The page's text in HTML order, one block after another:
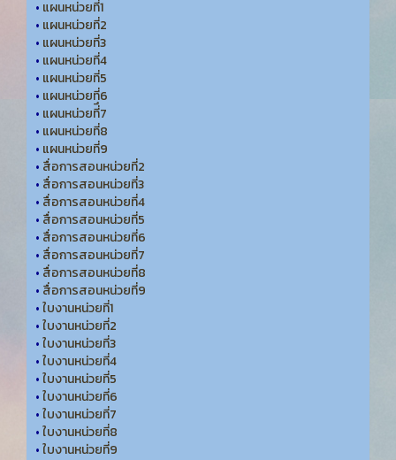
• แผนหน่วยที่1
• แผนหน่วยที่2
• แผนหน่วยที่3
• แผนหน่วยที่4
• แผนหน่วยที่5
• แผนหน่วยที่6
• แผนหน่วยที่ึ7
• แผนหน่วยที่8
• แผนหน่วยที่9
• สื่อการสอนหน่วยที่2
• สื่อการสอนหน่วยที่3
• สื่อการสอนหน่วยที่4
• สื่อการสอนหน่วยที่5
• สื่อการสอนหน่วยที่6
• สื่อการสอนหน่วยที่7
• สื่อการสอนหน่วยที่8
• สื่อการสอนหน่วยที่9
•ใบงานหน่วยที่1
•ใบงานหน่วยที่2
•ใบงานหน่วยที่3
•ใบงานหน่วยที่4
•ใบงานหน่วยที่5
•ใบงานหน่วยที่6
•ใบงานหน่วยที่7
•ใบงานหน่วยที่8
•ใบงานหน่วยที่9